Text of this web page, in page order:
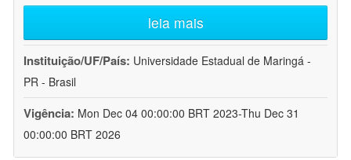
leia mais
Instituição/UF/País: Universidade Estadual de Maringá -
PR - Brasil
Vigência: Mon Dec 04 00:00:00 BRT 2023-Thu Dec 31
00:00:00 BRT 2026